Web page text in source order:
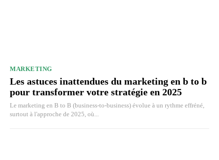
MARKETING
Les astuces inattendues du marketing en b to b
pour transformer votre stratégie en 2025
Le marketing en B to B (business-to-business) évolue à un rythme effréné,
surtout à l'approche de 2025, où...